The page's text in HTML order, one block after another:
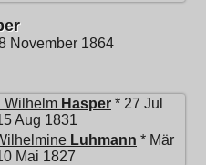
November 1864
Wilhelm Hasper * 27 Jul
Aug 1831
Luhmann * Mär
Mai 1827